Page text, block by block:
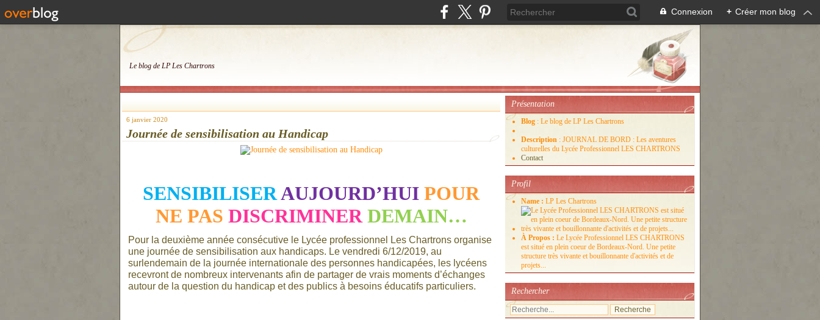
Connexion + Créer mon blog
Le blog de LP Les Chartrons
6 janvier 2020
Journée de sensibilisation au Handicap
SENSIBILISERAUJOURD’HUI POUR
NE PAS DISCRIMINER DEMAIN…
Pour la deuxième année consécutive le Lycée professionnel Les Chartrons organise
une journée de sensibilisation aux handicaps. Le vendredi 6/12/2019, au
surlendemain de la journée internationale des personnes handicapées, les lycéens
recevront de nombreux intervenants afin de partager de vrais moments d’échanges
autour de la question du handicap et des publics à besoins éducatifs particuliers.
Présentation
Blog : Le blog de LP Les Chartrons
Description : JOURNAL DE BORD : Les aventures
culturelles du Lycée Professionnel LES CHARTRONS
Contact
Profil
Name : LP Les Chartrons
À Propos : Le Lycée Professionnel LES CHARTRONS
est situé en plein coeur de Bordeaux-Nord. Une petite
structure très vivante et bouillonnante d'activités et de
projets...
Rechercher